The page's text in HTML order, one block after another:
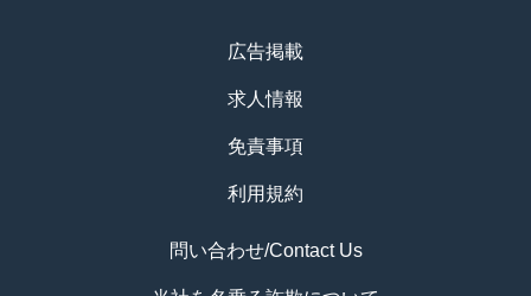
広告掲載
求人情報
免責事項
利用規約
問い合わせ/Contact Us